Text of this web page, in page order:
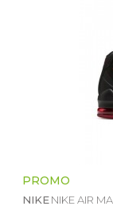
PROMO
NIKENIKE AIR